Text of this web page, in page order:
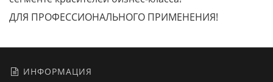
ДЛЯ ПРОФЕССИОНАЛЬНОГО ПРИМЕНЕНИЯ!
ИНФОРМАЦИЯ